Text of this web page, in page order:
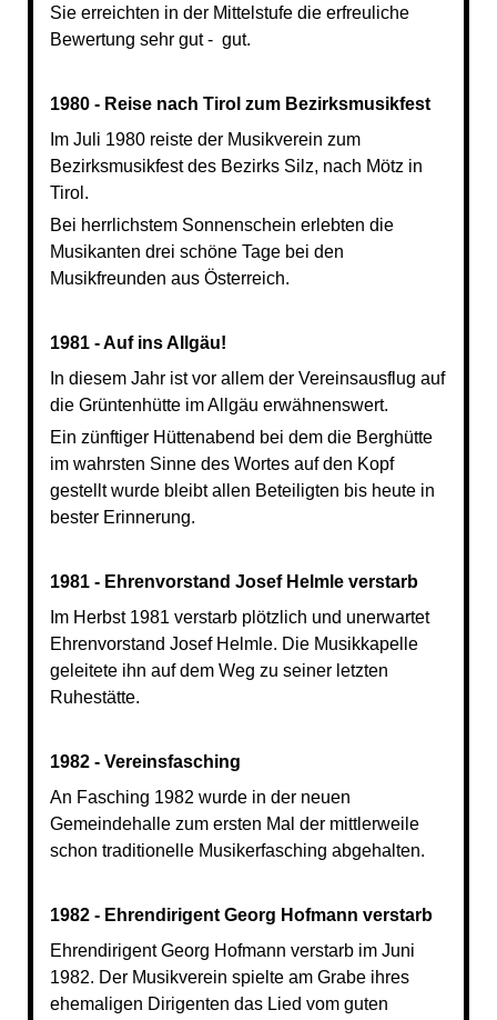
Sie erreichten in der Mittelstufe die erfreuliche
Bewertung sehr gut - gut.
1980 - Reise nach Tirol zum Bezirksmusikfest
Im Juli 1980 reiste der Musikverein zum
Bezirksmusikfest des Bezirks Silz, nach Mötz in
Tirol.
Bei herrlichstem Sonnenschein erlebten die
Musikanten drei schöne Tage bei den
Musikfreunden aus Österreich.
1981 - Auf ins Allgäu!
In diesem Jahr ist vor allem der Vereinsausflug auf
die Grüntenhütte im Allgäu erwähnenswert.
Ein zünftiger Hüttenabend bei dem die Berghütte
im wahrsten Sinne des Wortes auf den Kopf
gestellt wurde bleibt allen Beteiligten bis heute in
bester Erinnerung.
1981 - Ehrenvorstand Josef Helmle verstarb
Im Herbst 1981 verstarb plötzlich und unerwartet
Ehrenvorstand Josef Helmle. Die Musikkapelle
geleitete ihn auf dem Weg zu seiner letzten
Ruhestätte.
1982 - Vereinsfasching
An Fasching 1982 wurde in der neuen
Gemeindehalle zum ersten Mal der mittlerweile
schon traditionelle Musikerfasching abgehalten.
1982 - Ehrendirigent Georg Hofmann verstarb
Ehrendirigent Georg Hofmann verstarb im Juni
1982. Der Musikverein spielte am Grabe ihres
ehemaligen Dirigenten das Lied vom guten